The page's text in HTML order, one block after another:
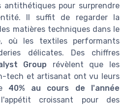
antithétiques pour surprendre
Il suffit de regarder la
matières techniques dans le
où les textiles performants
délicates. Des chiffres
Group révèlent que les
tech et artisanat ont vu leurs
40% au cours de l'année
croissant pour des